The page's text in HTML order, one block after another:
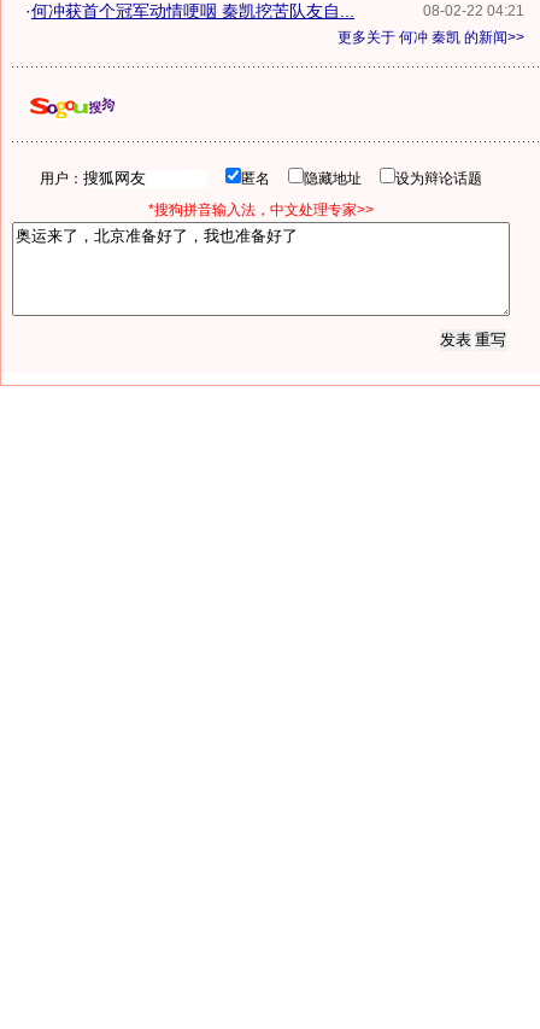
08-02-22 04:21
·何冲获首个冠军动情哽咽 秦凯挖苦队友自...
更多关于 何冲 秦凯 的新闻>>
用户： 匿名 隐藏地址
设为辩论话题
*搜狗拼音输入法，中文处理专家>>